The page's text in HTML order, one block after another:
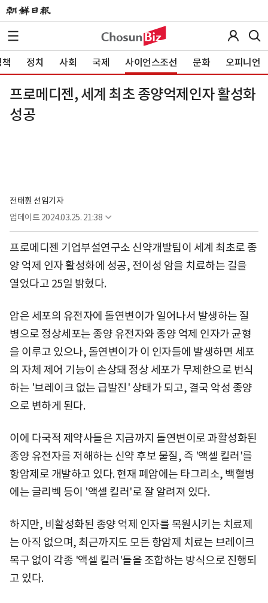
정치 사회 국제 사이언스조선 문화 오피니언
프로메디젠, 세계 최초 종양억제인자 활성화
성공
전태훤 선임기자
업데이트 2024.03.25. 21:38
프로메디젠 기업부설연구소 신약개발팀이 세계 최초로 종
양 억제 인자 활성화에 성공, 전이성 암을 치료하는 길을
열었다고 25일 밝혔다.
암은 세포의 유전자에 돌연변이가 일어나서 발생하는 질
병으로 정상세포는 종양 유전자와 종양 억제 인자가 균형
을 이루고 있으나, 돌연변이가 이 인자들에 발생하면 세포
의 자체 제어 기능이 손상돼 정상 세포가 무제한으로 번식
하는 '브레이크 없는 급발진' 상태가 되고, 결국 악성 종양
으로 변하게 된다.
이에 다국적 제약사들은 지금까지 돌연변이로 과활성화된
종양 유전자를 저해하는 신약 후보 물질, 즉 '액셀 킬러'를
항암제로 개발하고 있다. 현재 폐암에는 타그리소, 백혈병
에는 글리벡 등이 '액셀 킬러'로 잘 알려져 있다.
하지만, 비활성화된 종양 억제 인자를 복원시키는 치료제
는 아직 없으며, 최근까지도 모든 항암제 치료는 브레이크
복구 없이 각종 '액셀 킬러'들을 조합하는 방식으로 진행되
고 있다.